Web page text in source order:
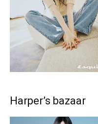
Harper’s bazaar